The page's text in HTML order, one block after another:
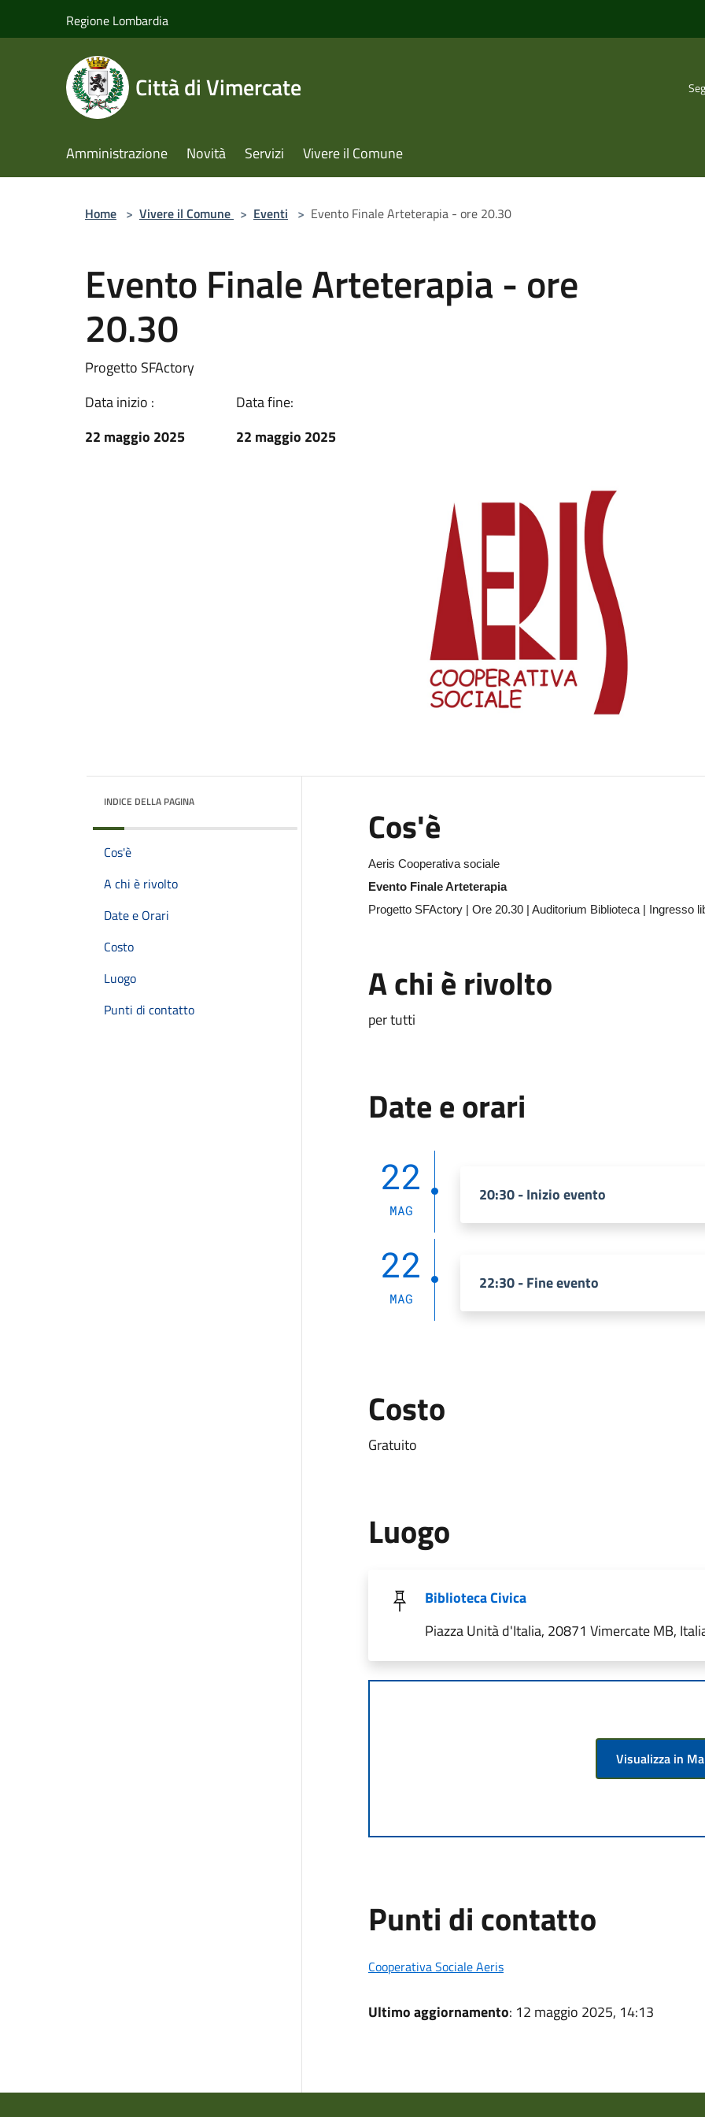
Regione Lombardia
Città di Vimercate
Amministrazione Novità Servizi Vivere il Comune
Home > Vivere il Comune > Eventi > Evento Finale Arteterapia - ore 20.30
Evento Finale Arteterapia - ore
20.30
Progetto SFActory
Data inizio :
22 maggio 2025
Data fine:
22 maggio 2025
INDICE DELLA PAGINA
Cos'è
A chi è rivolto
Date e Orari
Costo
Luogo
Punti di contatto
Cos'è
Aeris Cooperativa sociale
Evento Finale Arteterapia
Progetto SFActory | Ore 20.30 | Auditorium Biblioteca | Ingresso
A chi è rivolto
per tutti
Date e orari
22
MAG
20:30 - Inizio evento
22
MAG
22:30 - Fine evento
Costo
Gratuito
Luogo
Biblioteca Civica
Piazza Unità d'Italia, 20871 Vimercate MB,
Visualizza in
Punti di contatto
Cooperativa Sociale Aeris
Ultimo aggiornamento: 12 maggio 2025, 14:13